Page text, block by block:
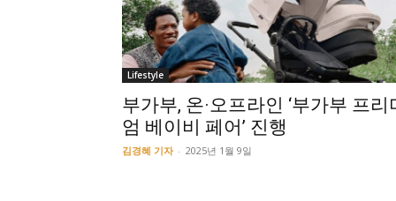
Lifestyle
부가부, 온·오프라인 ‘부가부 프리
엄 베이비 페어’ 진행
김경혜 기자 - 2025년 1월 9일